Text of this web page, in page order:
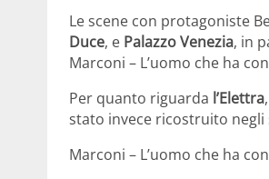
Le scene con protagoniste
Duce, e Palazzo Venezia, in
Marconi – L’uomo che ha
Per quanto riguarda l’Elettra
stato invece ricostruito
Marconi – L’uomo che ha